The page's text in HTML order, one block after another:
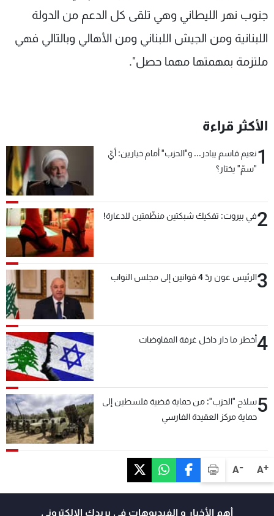
A+
A-
جنوب نهر الليطاني وهي تلقى كل الدعم من الدولة
اللبنانية ومن الجيش اللبناني ومن الأهالي وبالتالي فهي
ملتزمة بمهمتها مهما حصل".
الأكثر قراءة
1نعيم قاسم يبادر... و"الحزب" أمام خيارين: أيّ
"سمّ" يختار؟
2في بيروت: تفكيك شبكتين منظّمتين للدعارة!
3الرئيس عون ردّ 4 قوانين إلى مجلس النواب
4أخطر ما دار داخل غرفة المفاوضات
5سلاح "الحزب": من حماية قضية فلسطين إلى
حماية مركز العقيدة الفارسي
أهم الأخبار و الفيديوهات في بريدك الالكتروني